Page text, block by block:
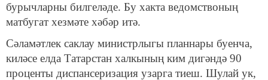
бурычларны билгеләде. Бу хакта ведомствоның
матбугат хезмәте хәбәр итә.
Сәламәтлек саклау министрлыгы планнары буенча,
киләсе елда Татарстан халкының ким дигәндә 90
проценты диспансеризация узарга тиеш. Шулай ук,